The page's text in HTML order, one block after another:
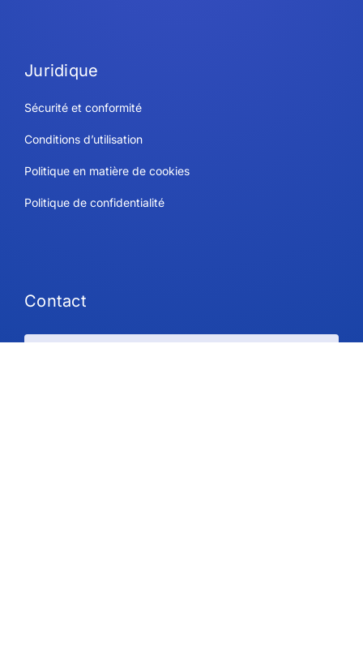
Juridique
Sécurité et conformité
Conditions d’utilisation
Politique en matière de cookies
Politique de confidentialité
Contact